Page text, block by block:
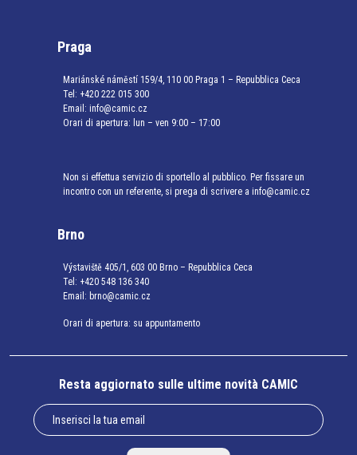
Praga
Mariánské náměstí 159/4, 110 00 Praga 1 – Repubblica Ceca
Tel: +420 222 015 300
Email: info@camic.cz
Orari di apertura: lun – ven 9:00 – 17:00
Non si effettua servizio di sportello al pubblico. Per fissare un
incontro con un referente, si prega di scrivere a info@camic.cz
Brno
Výstaviště 405/1, 603 00 Brno – Repubblica Ceca
Tel: +420 548 136 340
Email: brno@camic.cz
Orari di apertura: su appuntamento
Resta aggiornato sulle ultime novità CAMIC